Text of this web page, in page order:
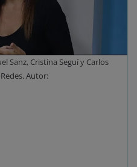
Sanz, Cristina Seguí y Carlos
Autor: